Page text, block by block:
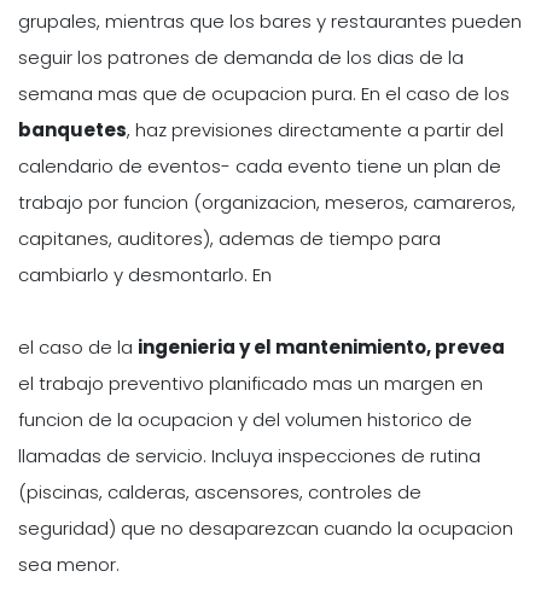
grupales, mientras que los bares y restaurantes pueden
seguir los patrones de demanda de los dias de la
semana mas que de ocupacion pura. En el caso de los
banquetes, haz previsiones directamente a partir del
calendario de eventos- cada evento tiene un plan de
trabajo por funcion (organizacion, meseros, camareros,
capitanes, auditores), ademas de tiempo para
cambiarlo y desmontarlo. En
el caso de la ingenieria y el mantenimiento, prevea
el trabajo preventivo planificado mas un margen en
funcion de la ocupacion y del volumen historico de
llamadas de servicio. Incluya inspecciones de rutina
(piscinas, calderas, ascensores, controles de
seguridad) que no desaparezcan cuando la ocupacion
sea menor.